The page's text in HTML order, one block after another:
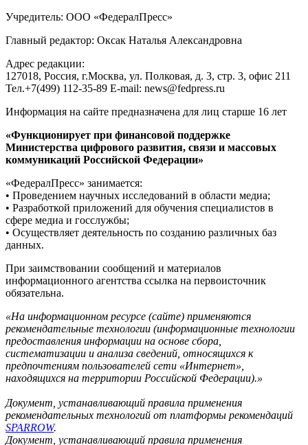
Учредитель: ООО «ФедералПресс»
Главный редактор: Оксак Наталья Александровна
Адрес редакции:
127018, Россия, г.Москва, ул. Полковая, д. 3, стр. 3, офис 211
Тел.+7(499) 112-35-89 E-mail: news@fedpress.ru
Информация на сайте предназначена для лиц старше 16 лет
«Функционирует при финансовой поддержке
Министерства цифрового развития, связи и массовых
коммуникаций Российской Федерации»
«ФедералПресс» занимается:
• Проведением научных исследований в области медиа;
• Разработкой приложений для обучения специалистов в
сфере медиа и госслужбы;
• Осуществляет деятельность по созданию различных баз
данных.
При заимствовании сообщений и материалов
информационного агентства ссылка на первоисточник
обязательна.
«На информационном ресурсе (сайте) применяются
рекомендательные технологии (информационные технологии
предоставления информации на основе сбора,
систематизации и анализа сведений, относящихся к
предпочтениям пользователей сети «Интернет»,
находящихся на территории Российской Федерации).»
Документ, устанавливающий правила применения
рекомендательных технологий от платформы рекомендаций
SPARROW.
Документ, устанавливающий правила применения